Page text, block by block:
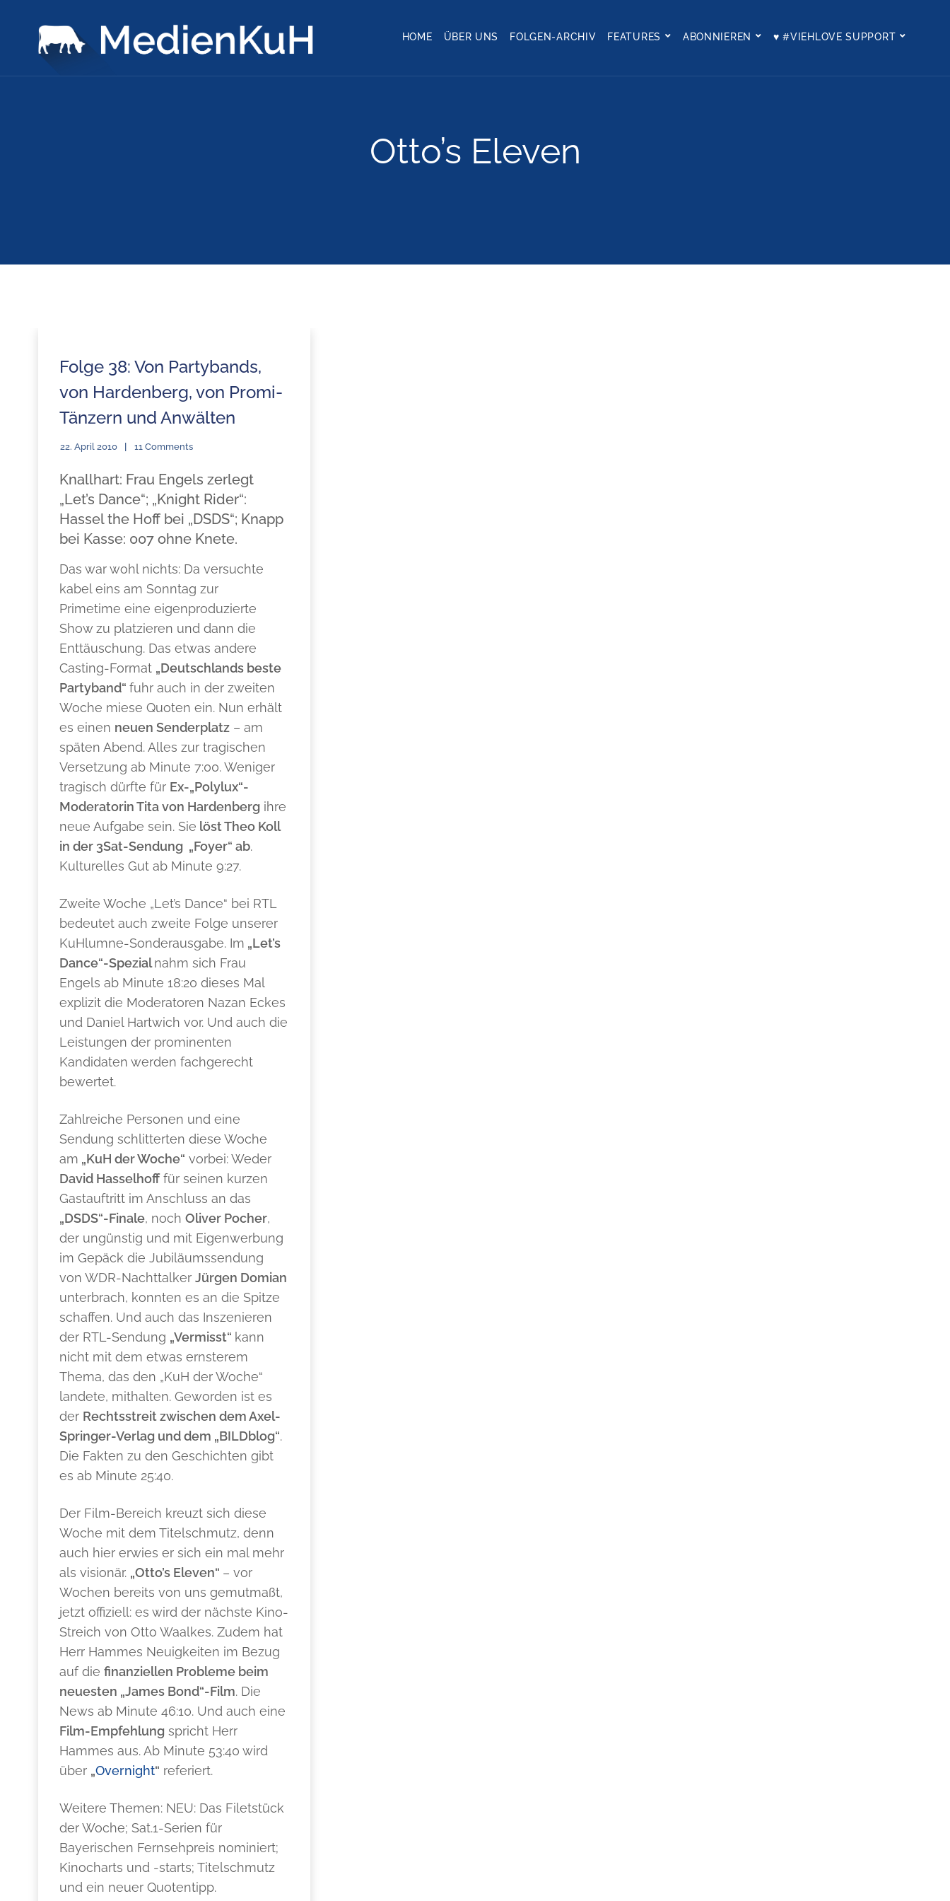
HOME ÜBER UNS FOLGEN-ARCHIV FEATURES ABONNIEREN ♥ #VIEHLOVE SUPPORT
Otto’s Eleven
Folge 38: Von Partybands,
von Hardenberg, von Promi-
Tänzern und Anwälten
22. April 2010 11 Comments
Knallhart: Frau Engels zerlegt
„Let’s Dance“; „Knight Rider“:
Hassel the Hoff bei „DSDS“; Knapp
bei Kasse: 007 ohne Knete.
Das war wohl nichts: Da versuchte
kabel eins am Sonntag zur
Primetime eine eigenproduzierte
Show zu platzieren und dann die
Enttäuschung. Das etwas andere
Casting-Format „Deutschlands beste
Partyband“ fuhr auch in der zweiten
Woche miese Quoten ein. Nun erhält
es einen neuen Senderplatz– am
späten Abend. Alles zur tragischen
Versetzung ab Minute 7:00. Weniger
tragisch dürfte für Ex-„Polylux“-
Moderatorin Tita von Hardenberg ihre
neue Aufgabe sein. Sie löst Theo Koll
in der 3Sat-Sendung „Foyer“ ab.
Kulturelles Gut ab Minute 9:27.
Zweite Woche „Let’s Dance“ bei RTL
bedeutet auch zweite Folge unserer
KuHlumne-Sonderausgabe. Im „Let’s
Dance“-Spezialnahm sich Frau
Engels ab Minute 18:20 dieses Mal
explizit die Moderatoren Nazan Eckes
und Daniel Hartwich vor. Und auch die
Leistungen der prominenten
Kandidaten werden fachgerecht
bewertet.
Zahlreiche Personen und eine
Sendung schlitterten diese Woche
am „KuH der Woche“ vorbei: Weder
David Hasselhofffür seinen kurzen
Gastauftritt im Anschluss an das
„DSDS“-Finale, noch Oliver Pocher,
der ungünstig und mit Eigenwerbung
im Gepäck die Jubiläumssendung
von WDR-Nachttalker Jürgen Domian
unterbrach, konnten es an die Spitze
schaffen. Und auch das Inszenieren
der RTL-Sendung „Vermisst“ kann
nicht mit dem etwas ernsterem
Thema, das den „KuH der Woche“
landete, mithalten. Geworden ist es
der Rechtsstreit zwischen dem Axel-
Springer-Verlag und dem „BILDblog“.
Die Fakten zu den Geschichten gibt
es ab Minute 25:40.
Der Film-Bereich kreuzt sich diese
Woche mit dem Titelschmutz, denn
auch hier erwies er sich ein mal mehr
als visionär. „Otto’s Eleven“ – vor
Wochen bereits von uns gemutmaßt,
jetzt offiziell: es wird der nächste Kino-
Streich von Otto Waalkes. Zudem hat
Herr Hammes Neuigkeiten im Bezug
auf die finanziellen Probleme beim
neuesten „James Bond“-Film. Die
News ab Minute 46:10. Und auch eine
Film-Empfehlung spricht Herr
Hammes aus. Ab Minute 53:40 wird
über „Overnight“ referiert.
Weitere Themen: NEU: Das Filetstück
der Woche; Sat.1-Serien für
Bayerischen Fernsehpreis nominiert;
Kinocharts und -starts; Titelschmutz
und ein neuer Quotentipp.